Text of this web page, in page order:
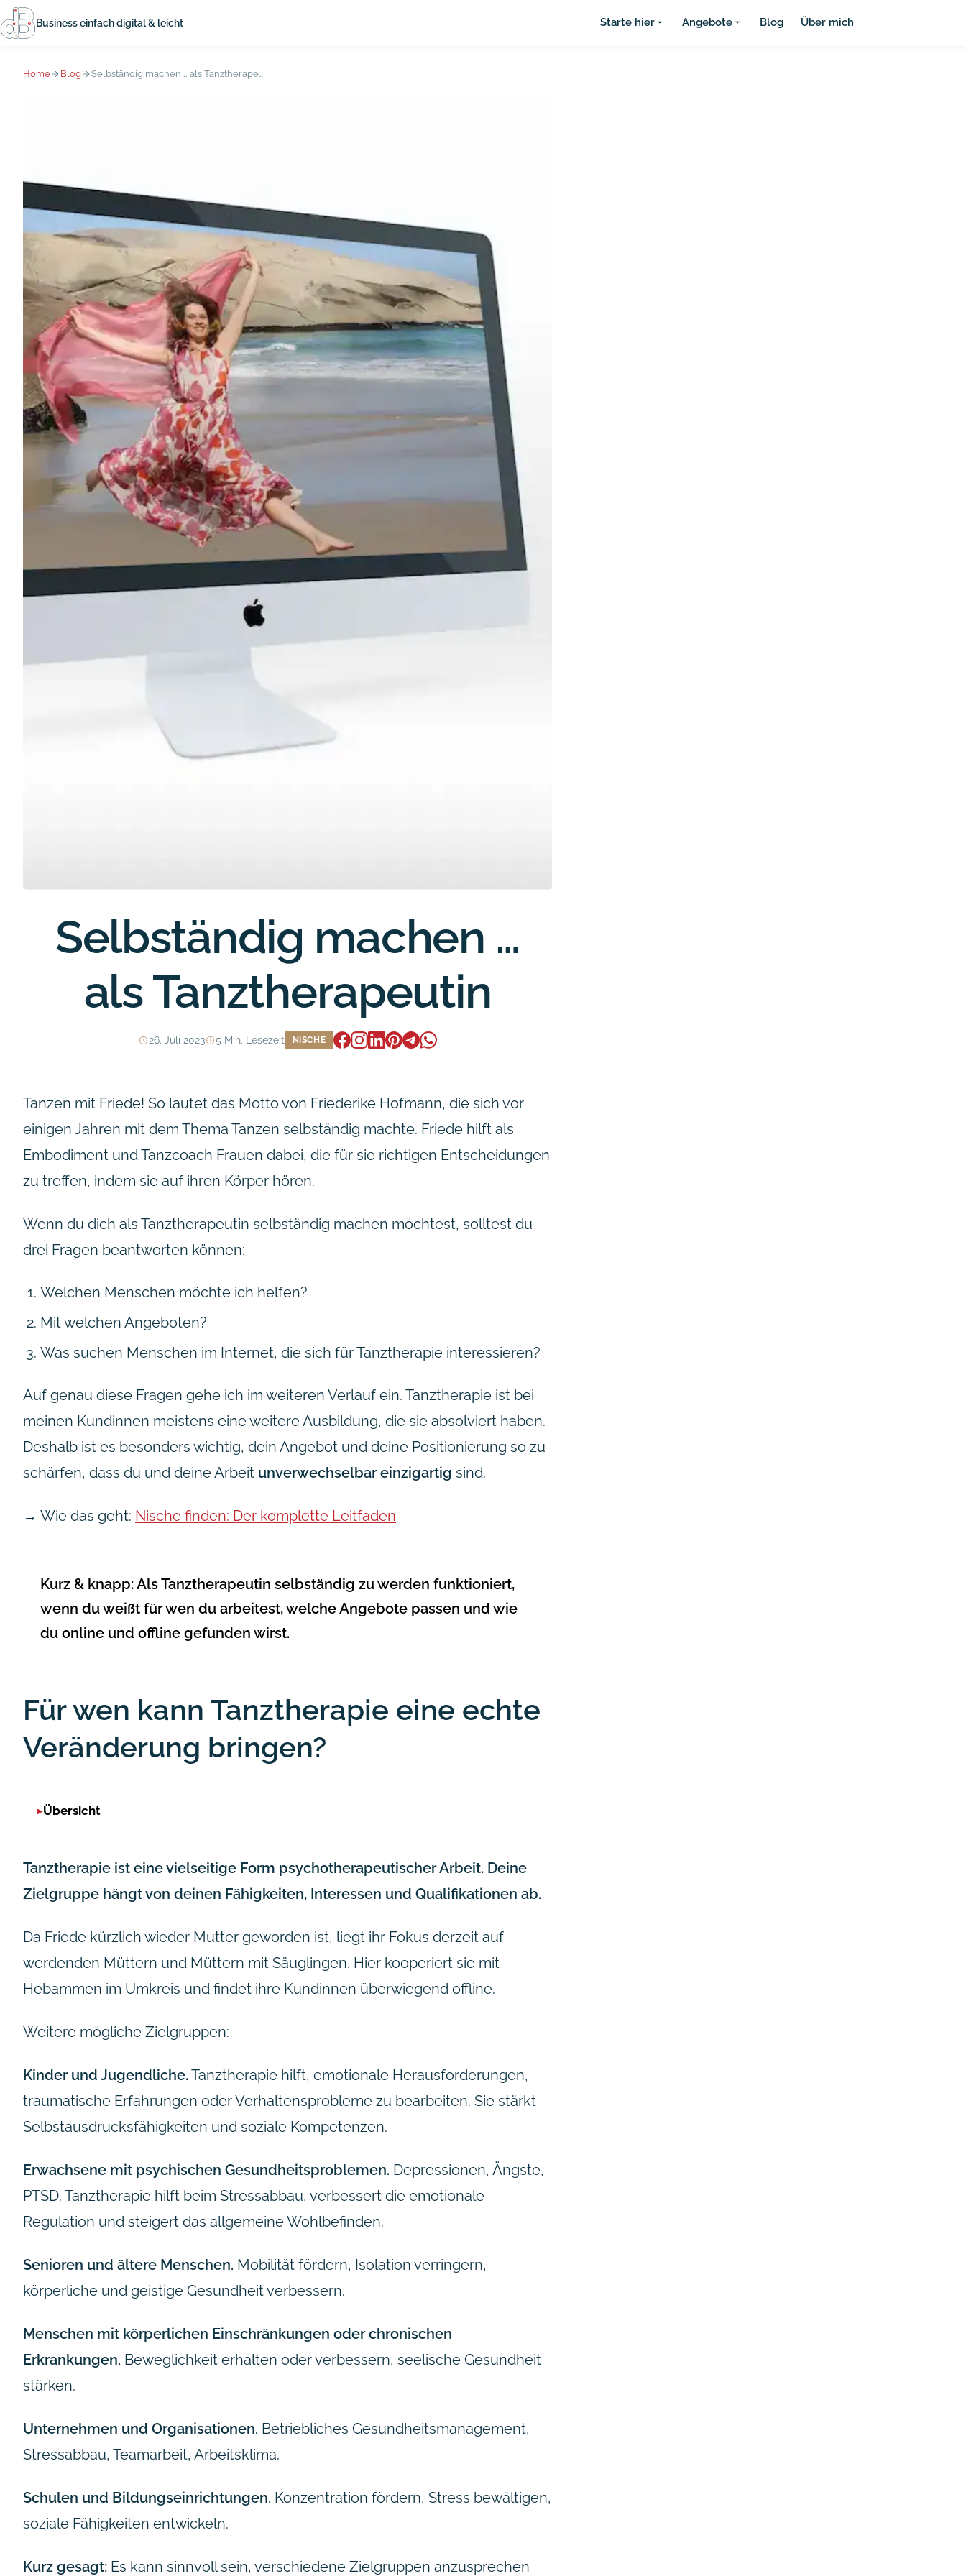
Business einfach digital & leicht Starte hier Angebote Blog Über mich
Home Blog Selbständig machen … als Tanztherapeutin
Selbständig machen …
als Tanztherapeutin
26. Juli 2023 5 Min. Lesezeit NISCHE
Tanzen mit Friede! So lautet das Motto von Friederike Hofmann, die sich vor
einigen Jahren mit dem Thema Tanzen selbständig machte. Friede hilft als
Embodiment und Tanzcoach Frauen dabei, die für sie richtigen Entscheidungen
zu treffen, indem sie auf ihren Körper hören.
Wenn du dich als Tanztherapeutin selbständig machen möchtest, solltest du
drei Fragen beantworten können:
Welchen Menschen möchte ich helfen?
Mit welchen Angeboten?
Was suchen Menschen im Internet, die sich für Tanztherapie interessieren?
Auf genau diese Fragen gehe ich im weiteren Verlauf ein. Tanztherapie ist bei
meinen Kundinnen meistens eine weitere Ausbildung, die sie absolviert haben.
Deshalb ist es besonders wichtig, dein Angebot und deine Positionierung so zu
schärfen, dass du und deine Arbeit unverwechselbar einzigartig sind.
→ Wie das geht: Nische finden: Der komplette Leitfaden
Kurz & knapp:Als Tanztherapeutin selbständig zu werden funktioniert,
wenn du weißt für wen du arbeitest, welche Angebote passen und wie
du online und offline gefunden wirst.
Für wen kann Tanztherapie eine echte
Veränderung bringen?
Übersicht
Tanztherapie ist eine vielseitige Form psychotherapeutischer Arbeit. Deine
Zielgruppe hängt von deinen Fähigkeiten, Interessen und Qualifikationen ab.
Da Friede kürzlich wieder Mutter geworden ist, liegt ihr Fokus derzeit auf
werdenden Müttern und Müttern mit Säuglingen. Hier kooperiert sie mit
Hebammen im Umkreis und findet ihre Kundinnen überwiegend offline.
Weitere mögliche Zielgruppen:
Kinder und Jugendliche. Tanztherapie hilft, emotionale Herausforderungen,
traumatische Erfahrungen oder Verhaltensprobleme zu bearbeiten. Sie stärkt
Selbstausdrucksfähigkeiten und soziale Kompetenzen.
Erwachsene mit psychischen Gesundheitsproblemen. Depressionen, Ängste,
PTSD. Tanztherapie hilft beim Stressabbau, verbessert die emotionale
Regulation und steigert das allgemeine Wohlbefinden.
Senioren und ältere Menschen. Mobilität fördern, Isolation verringern,
körperliche und geistige Gesundheit verbessern.
Menschen mit körperlichen Einschränkungen oder chronischen
Erkrankungen. Beweglichkeit erhalten oder verbessern, seelische Gesundheit
stärken.
Unternehmen und Organisationen. Betriebliches Gesundheitsmanagement,
Stressabbau, Teamarbeit, Arbeitsklima.
Schulen und Bildungseinrichtungen. Konzentration fördern, Stress bewältigen,
soziale Fähigkeiten entwickeln.
Kurz gesagt: Es kann sinnvoll sein, verschiedene Zielgruppen anzusprechen